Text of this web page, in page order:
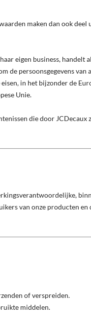
maken dan ook deel
eigen business, handelt
de persoonsgegevens van
in het bijzonder de
Unie.
die door JCDecaux
van onze producten en
of verspreiden.
middelen.